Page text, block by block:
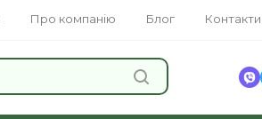
Про компанію Блог Контакти